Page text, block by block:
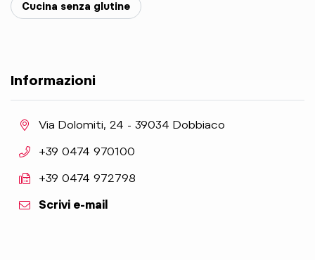
Cucina senza glutine
Informazioni
aria.location:
Via Dolomiti, 24 - 39034 Dobbiaco
aria.phone:
+39 0474 970100
aria.fax:
+39 0474 972798
Scrivi e-mail